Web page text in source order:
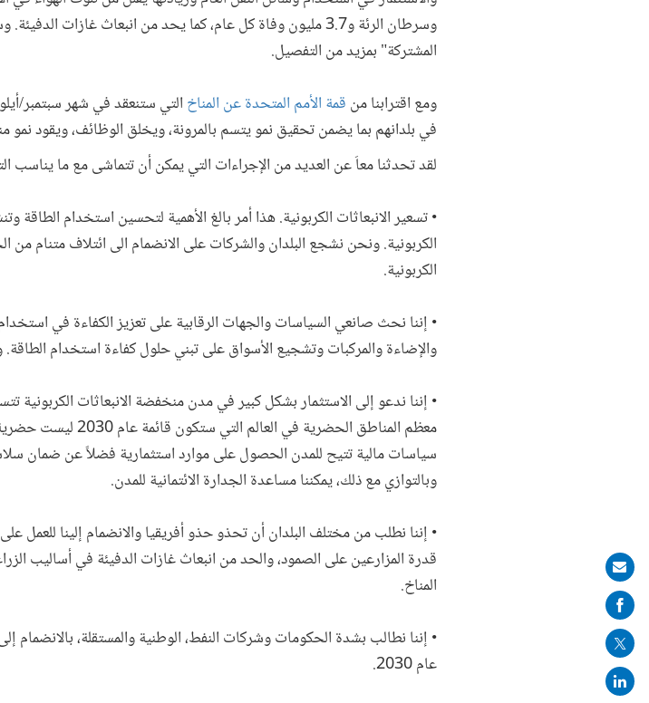
وسرطان الرئة و3.7 مليون وفاة كل عام، كما يحد من انبعاث
المشتركة" بمزيد من التفصيل.
ومع اقترابنا من قمة الأمم المتحدة عن المناخ التي ستنعقد في شهر سبتمبر/
في بلدانهم بما يضمن تحقيق نمو يتسم بالمرونة، ويخلق الوظائف، ويقود نمو
لقد تحدثنا معاَ عن العديد من الإجراءات التي يمكن أن تتماشى مع ما
• تسعير الانبعاثات الكربونية. هذا أمر بالغ الأهمية لتحسين استخدام الطاقة
الكربونية. ونحن نشجع البلدان والشركات على الانضمام الى ائتلاف متنام من
الكربونية.
• إننا نحث صانعي السياسات والجهات الرقابية على تعزيز الكفاءة في
والإضاءة والمركبات وتشجيع الأسواق على تبني حلول كفاءة استخدام
• إننا ندعو إلى الاستثمار بشكل كبير في مدن منخفضة الانبعاثات الكربونية
معظم المناطق
سياسات مالية تتيح للمدن الحصول على موارد استثمارية فضلاً عن ضمان
وبالتوازي مع ذلك، يمكننا مساعدة الجدارة الائتمانية للمدن.
• إننا نطلب من مختلف البلدان أن تحذو حذو أفريقيا والانضمام إلينا للعمل
قدرة المزارعين على الصمود، والحد من انبعاث غازات الدفيئة في أساليب
المناخ.
• إننا نطالب بشدة الحكومات وشركات النفط، الوطنية والمستقلة، بالانضمام
عام 2030.
Share
on
mail